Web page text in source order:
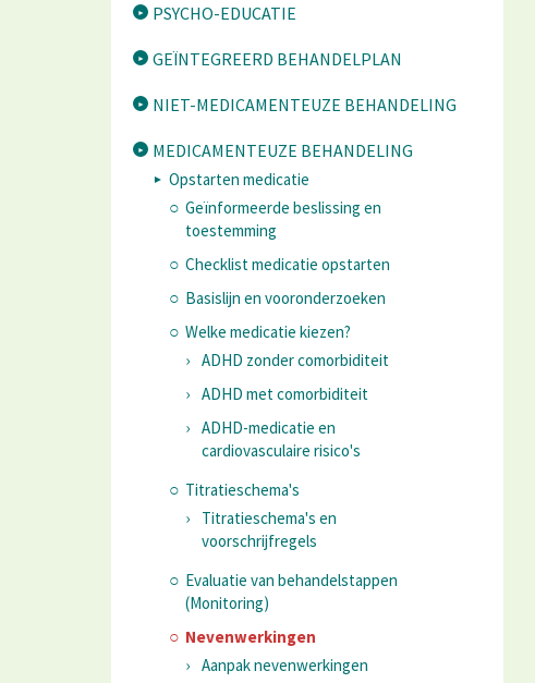
PSYCHO-EDUCATIE
GEÏNTEGREERD BEHANDELPLAN
NIET-MEDICAMENTEUZE BEHANDELING
MEDICAMENTEUZE BEHANDELING
Opstarten medicatie
Geïnformeerde beslissing en
toestemming
Checklist medicatie opstarten
Basislijn en vooronderzoeken
Welke medicatie kiezen?
ADHD zonder comorbiditeit
ADHD met comorbiditeit
ADHD-medicatie en
cardiovasculaire risico's
Titratieschema's
Titratieschema's en
voorschrijfregels
Evaluatie van behandelstappen
(Monitoring)
Nevenwerkingen
Aanpak nevenwerkingen